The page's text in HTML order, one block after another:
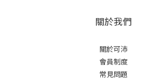
關於我們
關於可沛
會員制度
常見問題